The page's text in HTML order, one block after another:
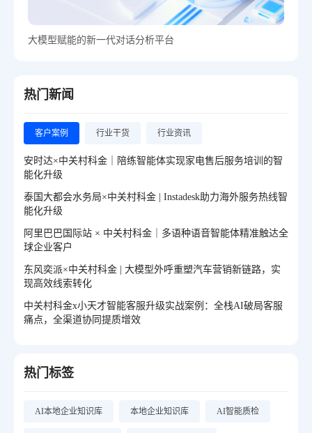
大模型赋能的新一代对话分析平台
热门新闻
客户案例 行业干货 行业资讯
安时达×中关村科金｜陪练智能体实现家电售后服务培训的智
能化升级
泰国大都会水务局×中关村科金 | Instadesk助力海外服务热线智
能化升级
阿里巴巴国际站 × 中关村科金｜多语种语音智能体精准触达全
球企业客户
东风奕派×中关村科金 | 大模型外呼重塑汽车营销新链路，实
现高效线索转化
中关村科金x小天才智能客服升级实战案例：全栈AI破局客服
痛点，全渠道协同提质增效
热门标签
AI本地企业知识库 本地企业知识库 AI智能质检